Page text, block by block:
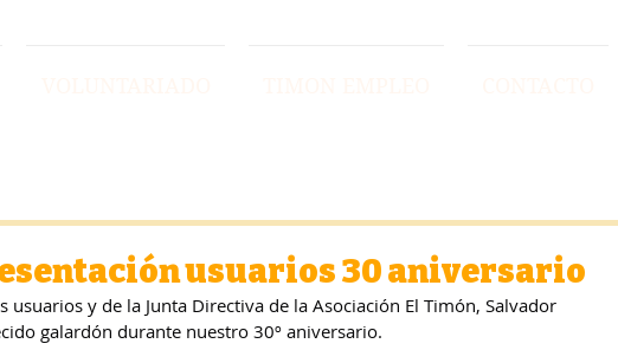
usuarios 30 aniversario
usuarios y de la Junta Directiva de la Asociación El Timón, Salvador
galardón durante nuestro 30º aniversario.